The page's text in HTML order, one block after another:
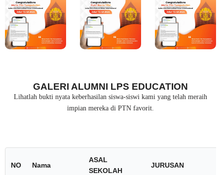
GALERI ALUMNI LPS EDUCATION
Lihatlah bukti nyata keberhasilan siswa-siswi kami yang telah meraih
impian mereka di PTN favorit.
NO Nama
ASAL
SEKOLAH
JURUSAN